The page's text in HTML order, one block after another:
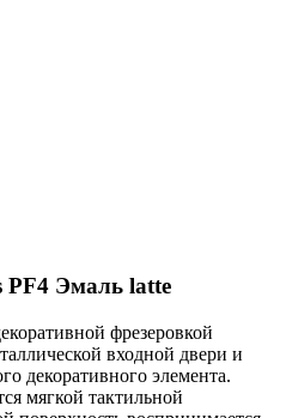
PF4 Эмаль latte
фрезеровкой
входной двери и
декоративного элемента.
мягкой тактильной